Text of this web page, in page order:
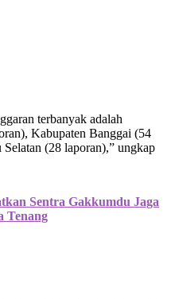
terbanyak adalah
Kabupaten Banggai (54
(28 laporan),” ungkap
Sentra Gakkumdu Jaga
Tenang